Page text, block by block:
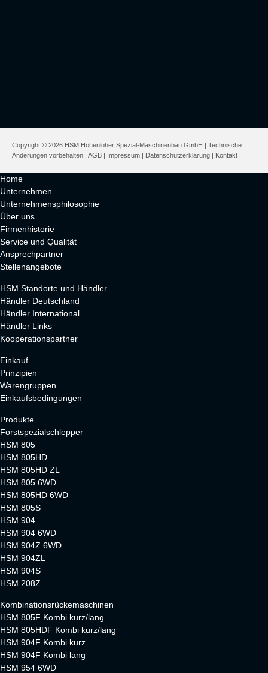
Copyright © 2026 HSM Hohenloher Spezial-Maschinenbau GmbH | Technische
Änderungen vorbehalten | AGB | Impressum | Datenschutzerklärung | Kontakt |
Home
Unternehmen
Unternehmensphilosophie
Über uns
Firmenhistorie
Service und Qualität
Ansprechpartner
Stellenangebote
HSM Standorte und Händler
Händler Deutschland
Händler International
Händler Links
Kooperationspartner
Einkauf
Prinzipien
Warengruppen
Einkaufsbedingungen
Produkte
Forstspezialschlepper
HSM 805
HSM 805HD
HSM 805HD ZL
HSM 805 6WD
HSM 805HD 6WD
HSM 805S
HSM 904
HSM 904 6WD
HSM 904Z 6WD
HSM 904ZL
HSM 904S
HSM 208Z
Kombinationsrückemaschinen
HSM 805F Kombi kurz/lang
HSM 805HDF Kombi kurz/lang
HSM 904F Kombi kurz
HSM 904F Kombi lang
HSM 954 6WD